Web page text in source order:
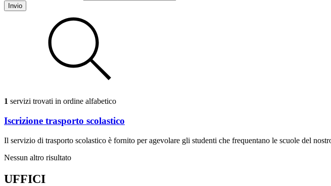
Invio
1 servizi trovati in ordine alfabetico
Iscrizione trasporto scolastico
Il servizio di trasporto scolastico è fornito per agevolare gli studenti che frequentano le scuole del
Nessun altro risultato
UFFICI